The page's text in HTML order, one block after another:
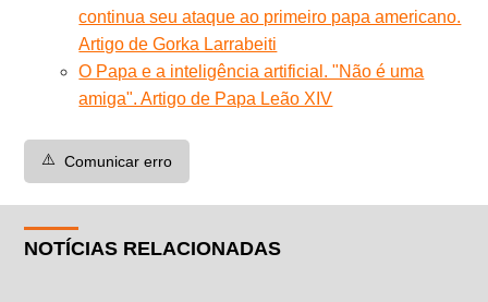
continua seu ataque ao primeiro papa americano.
Artigo de Gorka Larrabeiti
O Papa e a inteligência artificial. "Não é uma
amiga". Artigo de Papa Leão XIV
⚠️ Comunicar erro
NOTÍCIAS RELACIONADAS